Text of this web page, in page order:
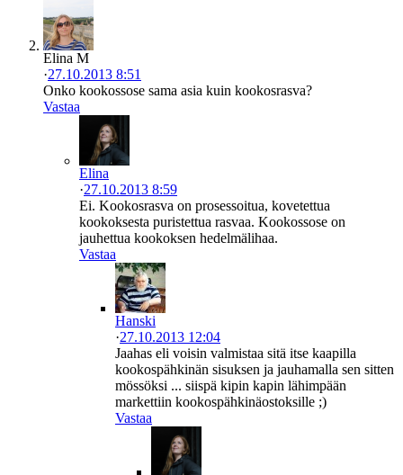
Elina M
·27.10.2013 8:51
Onko kookossose sama asia kuin kookosrasva?
Vastaa
Elina
·27.10.2013 8:59
Ei. Kookosrasva on prosessoitua, kovetettua
kookoksesta puristettua rasvaa. Kookossose on
jauhettua kookoksen hedelmälihaa.
Vastaa
Hanski
·27.10.2013 12:04
Jaahas eli voisin valmistaa sitä itse kaapilla
kookospähkinän sisuksen ja jauhamalla sen sitten
mössöksi ... siispä kipin kapin lähimpään
markettiin kookospähkinäostoksille ;)
Vastaa